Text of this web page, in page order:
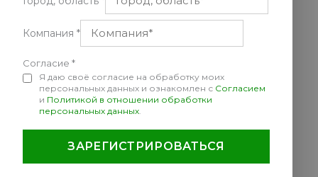
Компания *
Согласие *
Я даю своё согласие на обработку моих
персональных данных и ознакомлен с Согласием
и Политикой в отношении обработки
персональных данных
ЗАРЕГИСТРИРОВАТЬСЯ